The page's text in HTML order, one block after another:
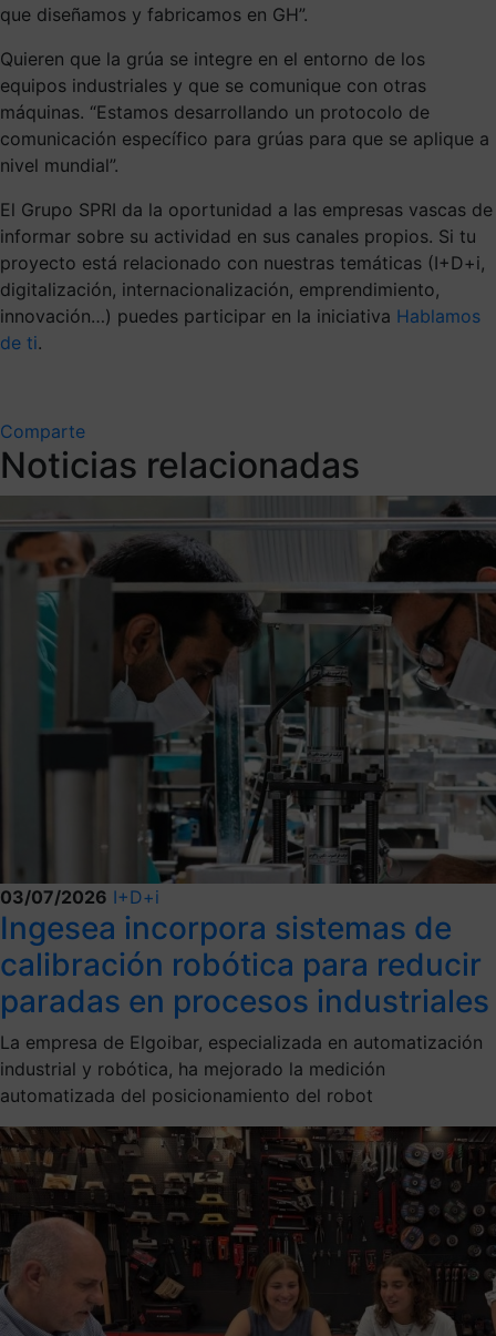
que diseñamos y fabricamos en GH”.
Quieren que la grúa se integre en el entorno de los
equipos industriales y que se comunique con otras
máquinas. “Estamos desarrollando un protocolo de
comunicación específico para grúas para que se aplique a
nivel mundial”.
El Grupo SPRI da la oportunidad a las empresas vascas de
informar sobre su actividad en sus canales propios. Si tu
proyecto está relacionado con nuestras temáticas (I+D+i,
digitalización, internacionalización, emprendimiento,
innovación…) puedes participar en la iniciativa Hablamos
de ti.
Comparte
Noticias relacionadas
03/07/2026 I+D+i
Ingesea incorpora sistemas de
calibración robótica para reducir
paradas en procesos industriales
La empresa de Elgoibar, especializada en automatización
industrial y robótica, ha mejorado la medición
automatizada del posicionamiento del robot